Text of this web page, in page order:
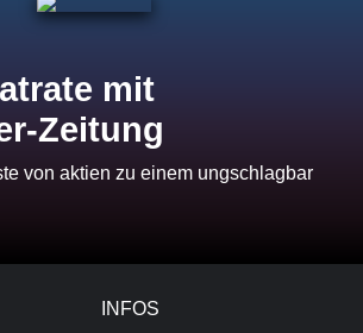
mit
Zeitung
von aktien zu einem ungschlagbar
INFOS